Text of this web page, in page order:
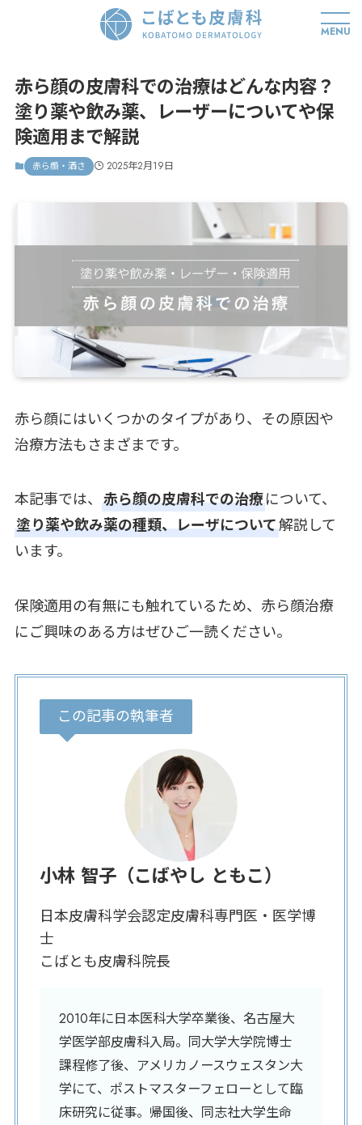
MENU
赤ら顔の皮膚科での治療はどんな内容？
塗り薬や飲み薬、レーザーについてや保
険適用まで解説
赤ら顔・酒さ 2025年2月19日
赤ら顔にはいくつかのタイプがあり、その原因や
治療方法もさまざまです。
本記事では、 赤ら顔の皮膚科での治療について、
塗り薬や飲み薬の種類、レーザについて解説して
います。
保険適用の有無にも触れているため、赤ら顔治療
にご興味のある方はぜひご一読ください。
この記事の執筆者
小林 智子（こばやし ともこ）
日本皮膚科学会認定皮膚科専門医・医学博
士
こばとも皮膚科院長
2010年に日本医科大学卒業後、名古屋大
学医学部皮膚科入局。同大学大学院博士
課程修了後、アメリカノースウェスタン大
学にて、ポストマスターフェローとして臨
床研究に従事。帰国後、同志社大学生命